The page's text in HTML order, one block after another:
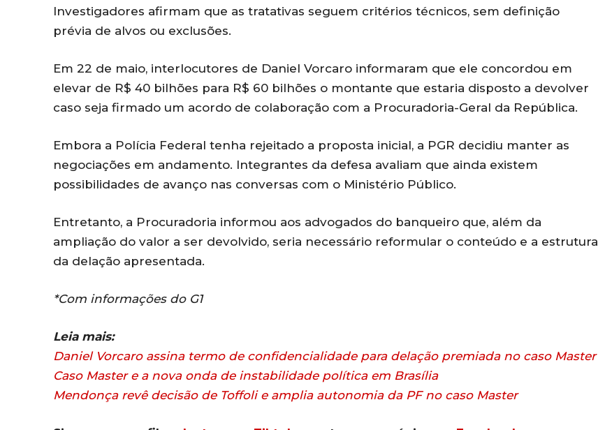
Investigadores afirmam que as tratativas seguem critérios técnicos, sem definição
prévia de alvos ou exclusões.
Em 22 de maio, interlocutores de Daniel Vorcaro informaram que ele concordou em
elevar de R$ 40 bilhões para R$ 60 bilhões o montante que estaria disposto a devolver
caso seja firmado um acordo de colaboração com a Procuradoria-Geral da República.
Embora a Polícia Federal tenha rejeitado a proposta inicial, a PGR decidiu manter as
negociações em andamento. Integrantes da defesa avaliam que ainda existem
possibilidades de avanço nas conversas com o Ministério Público.
Entretanto, a Procuradoria informou aos advogados do banqueiro que, além da
ampliação do valor a ser devolvido, seria necessário reformular o conteúdo e a estrutura
da delação apresentada.
*Com informações do G1
Leia mais:
Daniel Vorcaro assina termo de confidencialidade para delação premiada no caso Master
Caso Master e a nova onda de instabilidade política em Brasília
Mendonça revê decisão de Toffoli e amplia autonomia da PF no caso Master